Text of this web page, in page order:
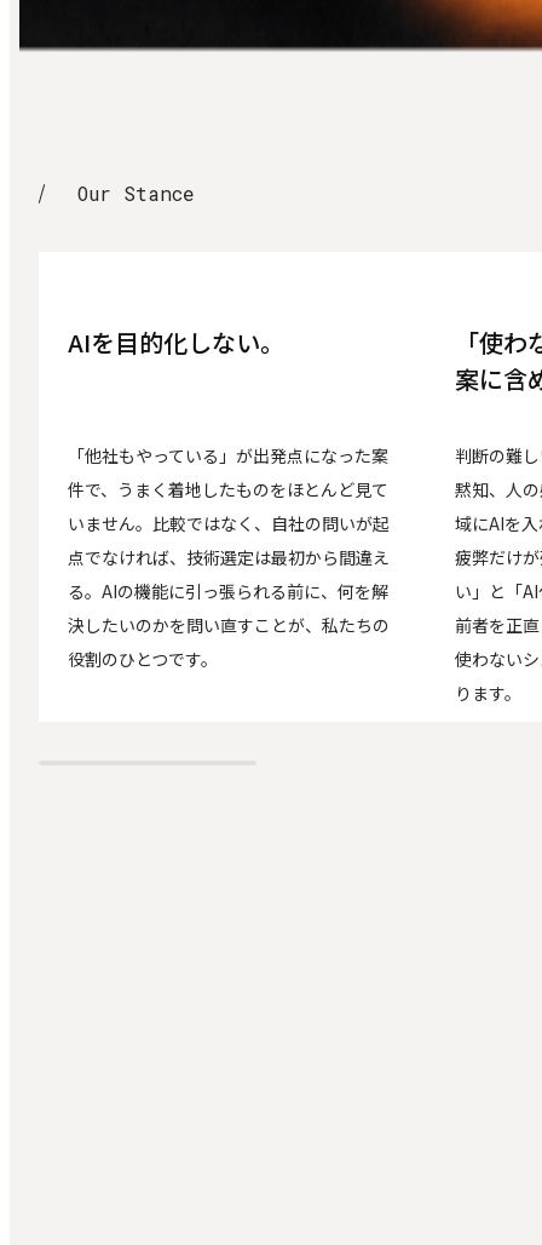
Our Stance
Our Stance
AIを目的化しない。
「他社もやっている」が出発点になった案
件で、うまく着地したものをほとんど見て
いません。比較ではなく、自社の問いが起
点でなければ、技術選定は最初から間違え
る。AIの機能に引っ張られる前に、何を解
決したいのかを問い直すことが、私たちの
役割のひとつです。
「使
案に含
判断の難
黙知、人
域にAIを
疲弊だけ
い」と「
前者を正
使わない
ります。